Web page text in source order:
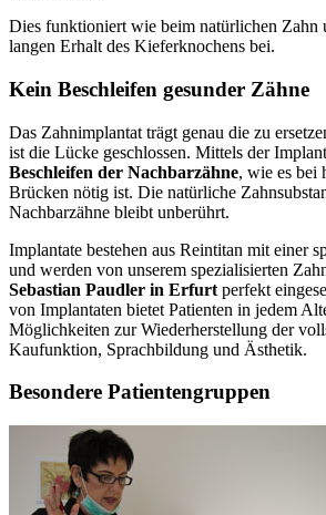
Dies funktioniert wie beim natürlichen Zahn
langen Erhalt des Kieferknochens bei.
Kein Beschleifen gesunder Zähne
Das Zahnimplantat trägt genau die zu
ist die Lücke geschlossen. Mittels der
Beschleifen der Nachbarzähne, wie es bei
Brücken nötig ist. Die natürliche
Nachbarzähne bleibt unberührt.
Implantate bestehen aus Reintitan mit einer
und werden von unserem spezialisierten
Sebastian Paudler in Erfurt perfekt
von Implantaten bietet Patienten in jedem
Möglichkeiten zur Wiederherstellung der
Kaufunktion, Sprachbildung und Ästhetik.
Besondere Patientengruppen